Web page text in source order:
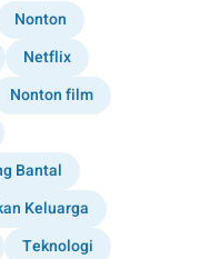
Nonton
Netflix
Nonton film
Bantal
Keluarga
Teknologi